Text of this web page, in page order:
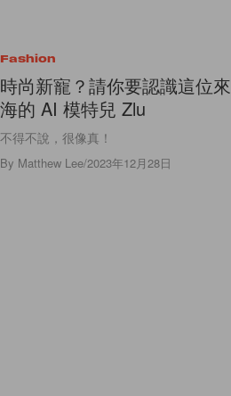
Fashion
時尚新寵？請你要認識這位
海的 AI 模特兒 Zlu
不得不說，很像真！
By Matthew Lee/2023年12月28日